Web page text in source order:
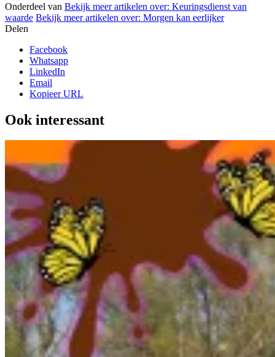
Onderdeel van Bekijk meer artikelen over: Keuringsdienst van
waarde Bekijk meer artikelen over: Morgen kan eerlijker
Delen
Facebook
Whatsapp
LinkedIn
Email
Kopieer URL
Ook interessant